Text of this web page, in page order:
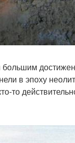
в эпоху
то